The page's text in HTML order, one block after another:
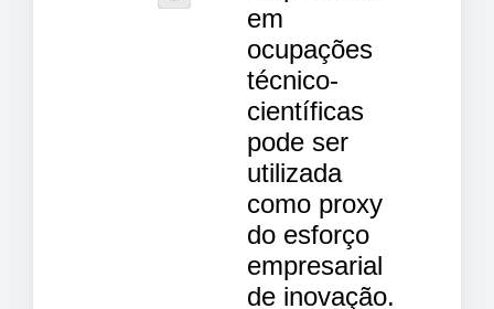
em
ocupações
técnico-
científicas
pode ser
utilizada
como proxy
do esforço
empresarial
de inovação.